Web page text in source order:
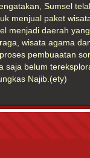
Sumsel
menjual paket
menjadi daerah
wisata agama
pembuaatan
saja belum
Najib.(ety)